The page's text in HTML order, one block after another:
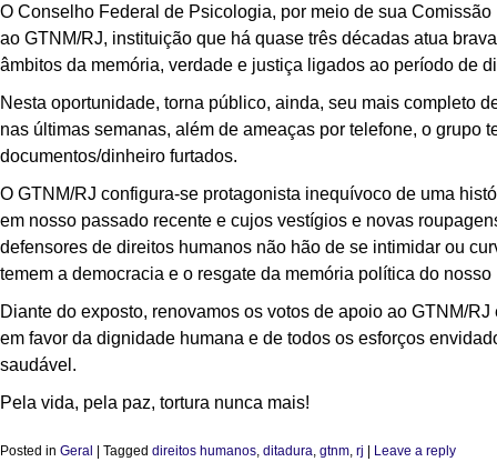
O Conselho Federal de Psicologia, por meio de sua
ao GTNM/RJ, instituição que há quase três décadas atua
âmbitos da memória, verdade e justiça ligados ao período de
Nesta oportunidade, torna público, ainda, seu mais completo
nas últimas semanas, além de ameaças por telefone, o grupo
documentos/dinheiro furtados.
O GTNM/RJ configura-se protagonista inequívoco de uma
em nosso passado recente e cujos vestígios e novas
defensores de direitos humanos não hão de se intimidar ou
temem a democracia e o resgate da memória política do nosso
Diante do exposto, renovamos os votos de apoio ao GTNM/
em favor da dignidade humana e de todos os esforços
saudável.
Pela vida, pela paz, tortura nunca mais!
Posted in Geral Tagged direitos humanos, ditadura, gtnm, rj Leave a reply